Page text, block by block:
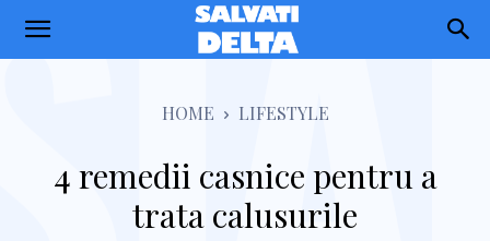
Salvati
HOME LIFESTYLE
4 remedii casnice pentru a
trata calusurile